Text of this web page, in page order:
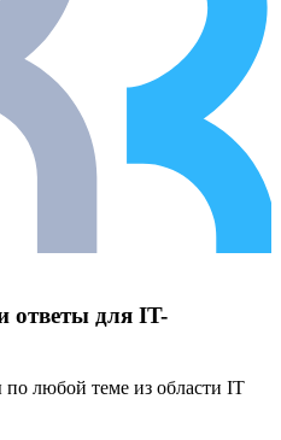
для IT-
любой теме из области IT